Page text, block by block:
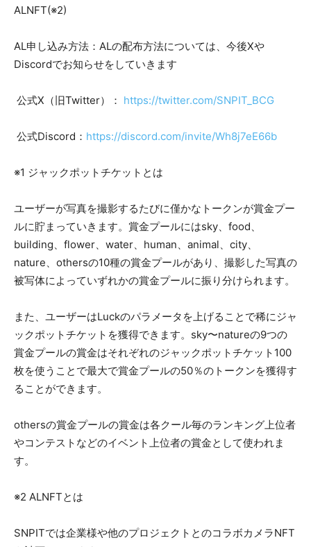
ALNFT(※2)
AL申し込み方法：ALの配布方法については、今後Xや
Discordでお知らせをしていきます
公式X（旧Twitter）： https://twitter.com/SNPIT_BCG
公式Discord： https://discord.com/invite/Wh8j7eE66b
※1 ジャックポットチケットとは
ユーザーが写真を撮影するたびに僅かなトークンが賞金プー
ルに貯まっていきます。賞金プールにはsky、food、
building、flower、water、human、animal、city、
nature、othersの10種の賞金プールがあり、撮影した写真の
被写体によっていずれかの賞金プールに振り分けられます。
また、ユーザーはLuckのパラメータを上げることで稀にジャ
ックポットチケットを獲得できます。sky〜natureの9つの
賞金プールの賞金はそれぞれのジャックポットチケット100
枚を使うことで最大で賞金プールの50％のトークンを獲得す
ることができます。
othersの賞金プールの賞金は各クール毎のランキング上位者
やコンテストなどのイベント上位者の賞金として使われま
す。
※2 ALNFTとは
SNPITでは企業様や他のプロジェクトとのコラボカメラNFT